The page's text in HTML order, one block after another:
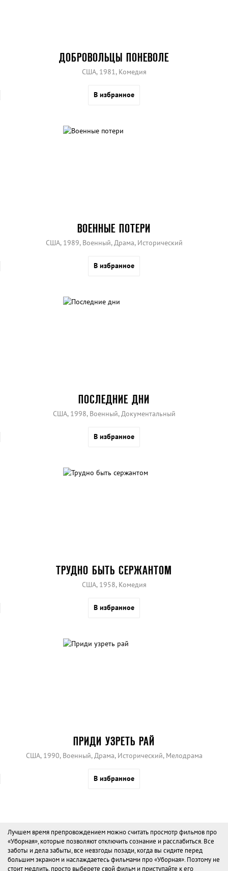
ДОБРОВОЛЬЦЫ ПОНЕВОЛЕ
США, 1981, Комедия
В избранное
ВОЕННЫЕ ПОТЕРИ
США, 1989, Военный, Драма, Исторический
В избранное
ПОСЛЕДНИЕ ДНИ
США, 1998, Военный, Документальный
В избранное
ТРУДНО БЫТЬ СЕРЖАНТОМ
США, 1958, Комедия
В избранное
ПРИДИ УЗРЕТЬ РАЙ
США, 1990, Военный, Драма, Исторический, Мелодрама
В избранное
Лучшем время препровождением можно считать просмотр фильмов про
«Уборная», которые позволяют отключить сознание и расслабиться. Все
заботы и дела забыты, все невзгоды позади, когда вы сидите перед
большим экраном и наслаждаетесь фильмами про «Уборная». Поэтому не
стоит медлить, просто выберете свой фильм и приступайте к его